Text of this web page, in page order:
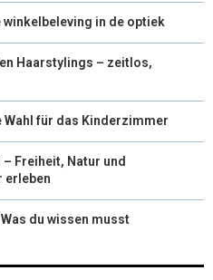
winkelbeleving in de optiek
Haarstylings – zeitlos,
Wahl für das Kinderzimmer
Freiheit, Natur und
erleben
du wissen musst